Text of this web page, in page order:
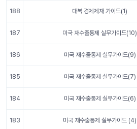
188 대북 경제제재 가이드(1)
187 미국 재수출통제 실무가이드(10)
186 미국 재수출통제 실무가이드(9)
185 미국 재수출통제 실무가이드(7)
184 미국 재수출통제 실무가이드(6)
183 미국 재수출통제 실무가이드 (4)